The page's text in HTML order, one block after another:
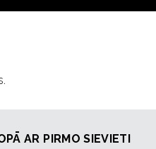
AR PIRMO SIEVIETI